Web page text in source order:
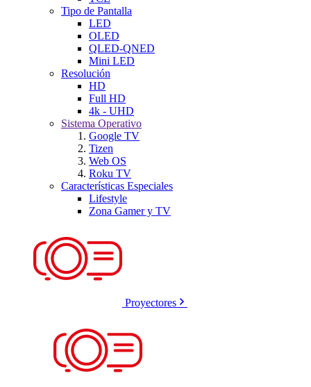
Tipo de Pantalla
LED
OLED
QLED-QNED
Mini LED
Resolución
HD
Full HD
4k - UHD
Sistema Operativo
Google TV
Tizen
Web OS
Roku TV
Características Especiales
Lifestyle
Zona Gamer y TV
Proyectores